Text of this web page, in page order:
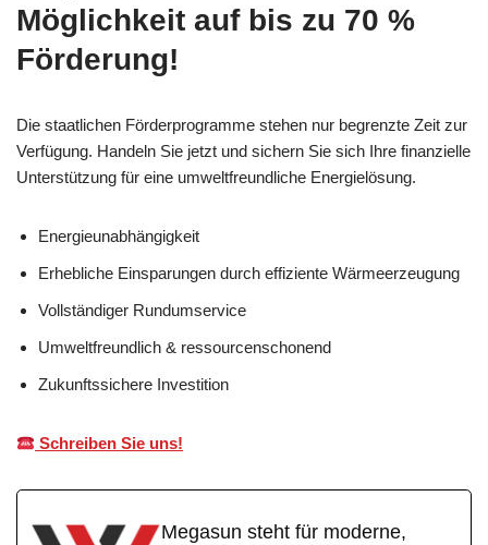
Möglichkeit auf bis zu 70 %
Förderung!
Die staatlichen Förderprogramme stehen nur begrenzte Zeit zur
Verfügung. Handeln Sie jetzt und sichern Sie sich Ihre finanzielle
Unterstützung für eine umweltfreundliche Energielösung.
Energieunabhängigkeit
Erhebliche Einsparungen durch effiziente Wärmeerzeugung
Vollständiger Rundumservice
Umweltfreundlich & ressourcenschonend
Zukunftssichere Investition
Schreiben Sie uns!
Megasun steht für moderne,